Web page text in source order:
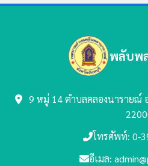
พลับพ
9 หมู่ 14 ตำบลคลองนารายณ์
โทรศัพท์: 0-
อีเมล: